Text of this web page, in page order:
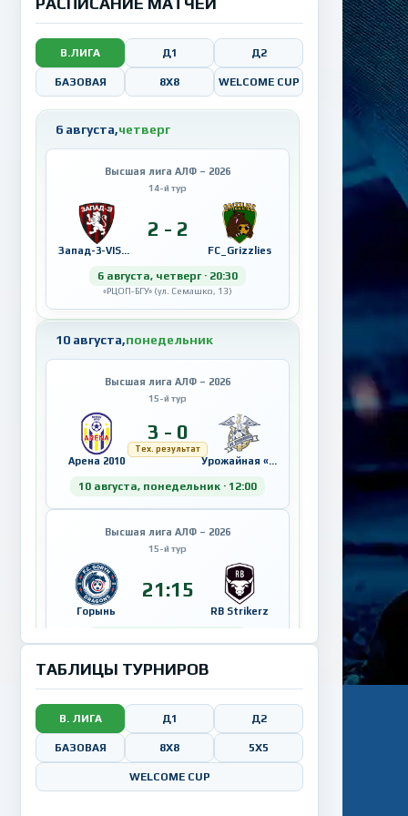
В.ЛИГА Д1 Д2
БАЗОВАЯ 8X8 WELCOME CUP
6 августа,четверг
Высшая лига АЛФ – 2026
14-й тур
Запад-3-VISAHOT
2 - 2
FC_Grizzlies
6 августа, четверг · 20:30
«РЦОП-БГУ» (ул. Семашко, 13)
10 августа,понедельник
Высшая лига АЛФ – 2026
15-й тур
Арена 2010
3 - 0
Тех. результат
Урожайная «Futures»
10 августа, понедельник · 12:00
Высшая лига АЛФ – 2026
15-й тур
Горынь
21:15
RB Strikerz
Высшая лига АЛФ – 2026
21:15
ТАБЛИЦЫ ТУРНИРОВ
В. ЛИГА Д1 Д2
БАЗОВАЯ 8Х8 5X5
WELCOME CUP